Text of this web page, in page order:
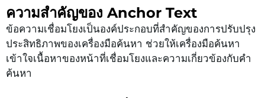
ความสำคัญของ Anchor Text
ข้อความเชื่อมโยงเป็นองค์ประกอบที่สำคัญของการปรับปรุง
ประสิทธิภาพของเครื่องมือค้นหา ช่วยให้เครื่องมือค้นหา
เข้าใจเนื้อหาของหน้าที่เชื่อมโยงและความเกี่ยวข้องกับคำ
ค้นหา